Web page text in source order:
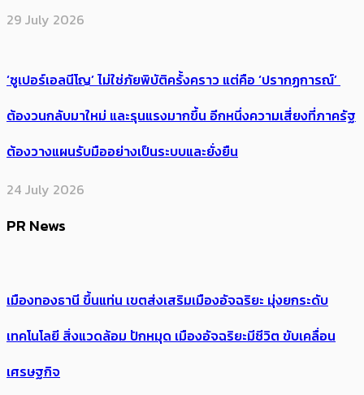
29 July 2026
‘ซูเปอร์เอลนีโญ’ ไม่ใช่ภัยพิบัติครั้งคราว แต่คือ ‘ปรากฏการณ์’ ​
ต้อง​วนกลับมาใหม่ และรุนแรงมากขึ้น อีกหนึ่งความเสี่ยงที่ภาครัฐ
ต้องวางแผนรับมืออย่างเป็นระบบและยั่งยืน
24 July 2026
PR News
เมืองทองธานี ขึ้นแท่น เขตส่งเสริมเมืองอัจฉริยะ มุ่งยกระดับ
เทคโนโลยี สิ่งแวดล้อม ปักหมุด เมืองอัจฉริยะมีชีวิต ขับเคลื่อน
เศรษฐกิจ